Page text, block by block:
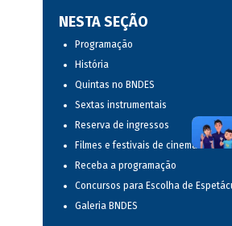
NESTA SEÇÃO
Programação
História
Quintas no BNDES
Sextas instrumentais
Reserva de ingressos
Filmes e festivais de cinema
Receba a programação
Concursos para Escolha de
Galeria BNDES